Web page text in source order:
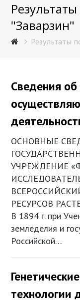
"Заварзин"
Результаты
Сведения об
ОСНОВНЫЕ
УЧРЕЖДЕНИЕ
РЕСУРСОВ
В 1894 г. при
земледелия и
Российской…
технологии